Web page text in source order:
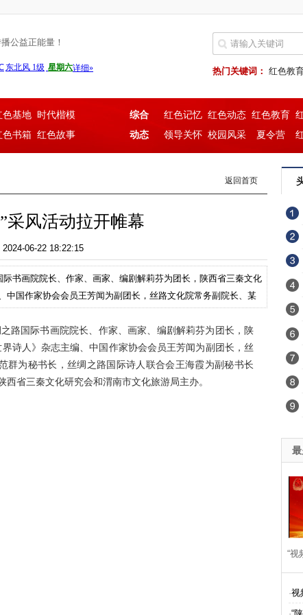
公益正能量！
热门关键词： 红色教
色基地 时代楷模
色书箱 红色故事
综合 红色记忆 红色动态 红色教育
动态
领导关怀 校园风采 夏令营
返回首页
采风活动拉开帷幕
06-22 18:22:15
书画院院长、作家、画家、编剧解莉芬为团长，陕西省三秦文化
国作家协会会员王芳闻为副团长，丝路文化院常务副院长、某
路国际书画院院长、作家、画家、编剧解莉芬为团长，陕
诗人》杂志主编、中国作家协会会员王芳闻为副团长，丝
群为秘书长，丝绸之路国际诗人联合会王海霞为副秘书长
省三秦文化研究会和渭南市文化旅游局主办。
“视
·视